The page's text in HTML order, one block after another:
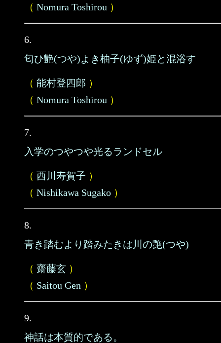
（ Nomura Toshirou ）
6.
匂ひ艶(つや)よき柚子(ゆず)姫と混浴す
（ 能村登四郎 ）
（ Nomura Toshirou ）
7.
入学のつやつや光るランドセル
（ 西川寿賀子 ）
（ Nishikawa Sugako ）
8.
青き踏むより踏みたきは川の艶(つや)
（ 齋藤玄 ）
（ Saitou Gen ）
9.
神話は本質的である。